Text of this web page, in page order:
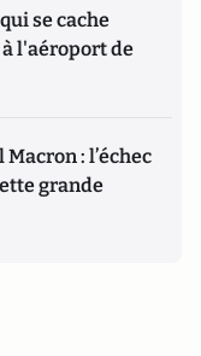
se cache
l'aéroport de
: l’échec
grande